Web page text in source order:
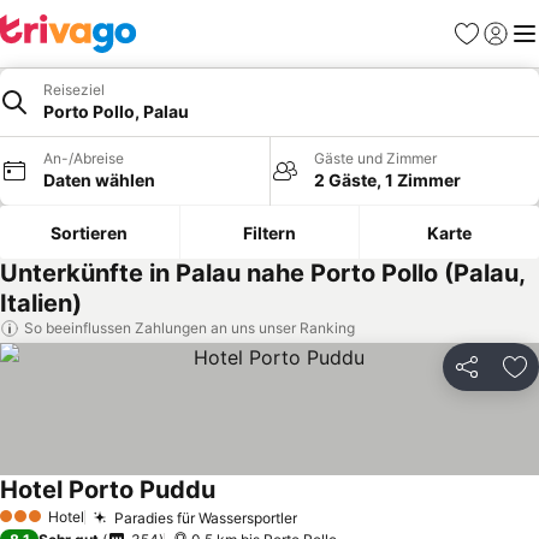
Favoriten
Reiseziel
Porto Pollo, Palau
An-/Abreise
Daten wählen
Gäste und Zimmer
2 Gäste, 1 Zimmer
Sortieren Filtern Karte
Unterkünfte in Palau nahe Porto Pollo (Palau,
Italien)
So beeinflussen Zahlungen an uns unser Ranking
Teilen
3 SterneHotel Paradies für Wassersportler
Hotel Porto Puddu